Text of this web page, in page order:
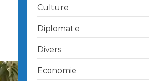
Culture
Diplomatie
Divers
Economie